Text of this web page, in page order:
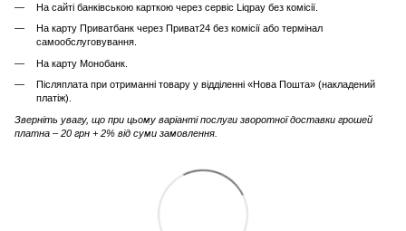
На сайті банківською карткою через сервіс Liqpay без комісії.
На карту Приватбанк через Приват24 без комісії або термінал
самообслуговування.
На карту Монобанк.
Післяплата при отриманні товару у відділенні «Нова Пошта» (накладений
платіж).
Зверніть увагу, що при цьому варіанті послуги зворотної доставки грошей
платна – 20 грн + 2% від суми замовлення.